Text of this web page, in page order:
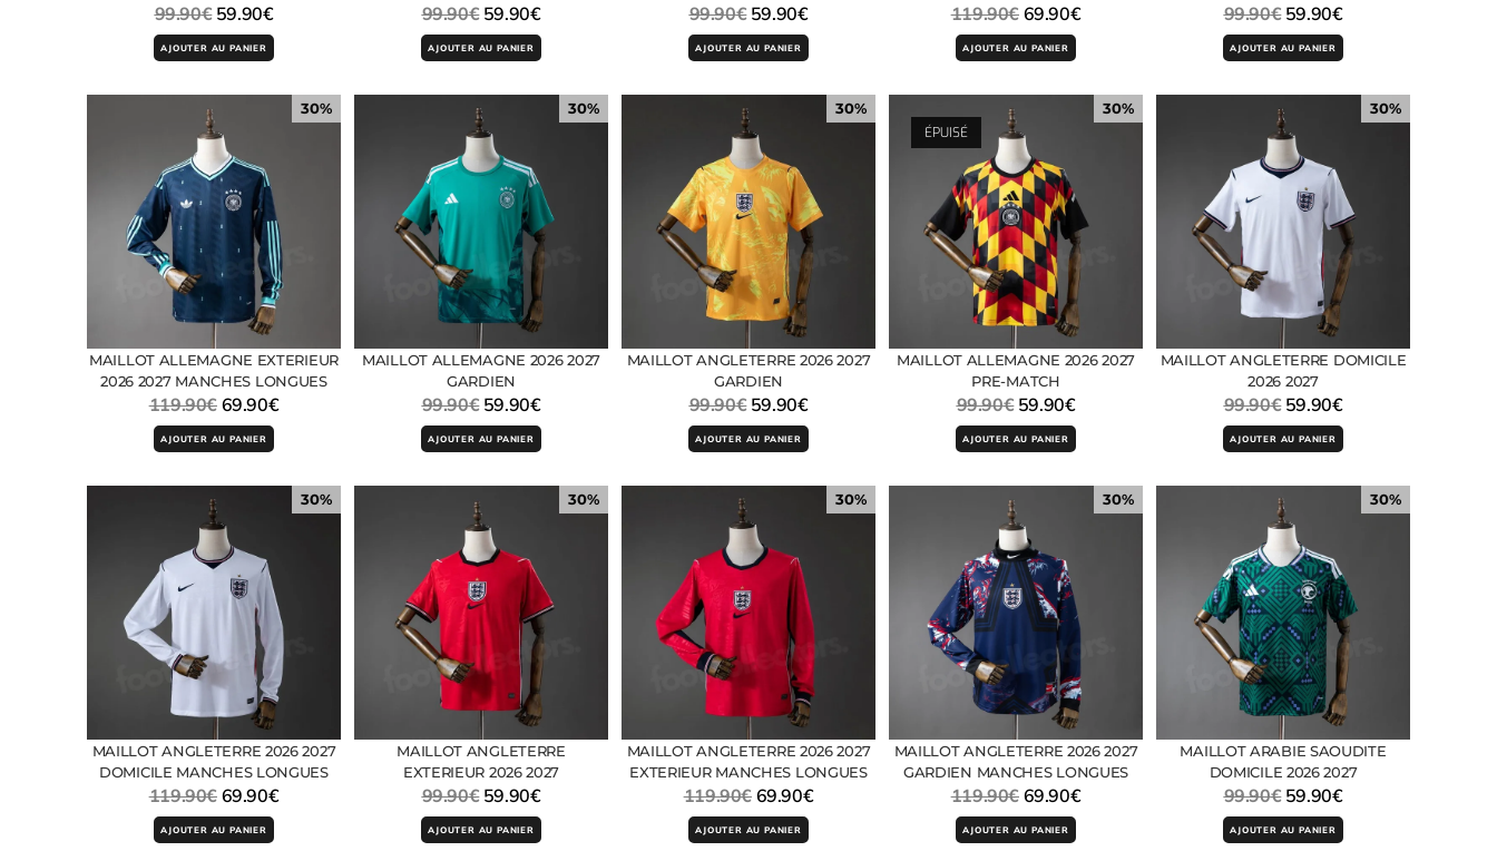
99.90€ 59.90€
AJOUTER AU PANIER
99.90€ 59.90€
AJOUTER AU PANIER
99.90€ 59.90€
AJOUTER AU PANIER
119.90€ 69.90€
AJOUTER AU PANIER
99.90€ 59.90€
AJOUTER AU PANIER
30%
MAILLOT ALLEMAGNE EXTERIEUR
2026 2027 MANCHES LONGUES
119.90€ 69.90€
AJOUTER AU PANIER
30%
MAILLOT ALLEMAGNE 2026 2027
GARDIEN
99.90€ 59.90€
AJOUTER AU PANIER
30%
MAILLOT ANGLETERRE 2026 2027
GARDIEN
99.90€ 59.90€
AJOUTER AU PANIER
30%
ÉPUISÉ
MAILLOT ALLEMAGNE 2026 2027
PRE-MATCH
99.90€ 59.90€
AJOUTER AU PANIER
30%
MAILLOT ANGLETERRE DOMICILE
2026 2027
99.90€ 59.90€
AJOUTER AU PANIER
30%
MAILLOT ANGLETERRE 2026 2027
DOMICILE MANCHES LONGUES
119.90€ 69.90€
AJOUTER AU PANIER
30%
MAILLOT ANGLETERRE
EXTERIEUR 2026 2027
99.90€ 59.90€
AJOUTER AU PANIER
30%
MAILLOT ANGLETERRE 2026 2027
EXTERIEUR MANCHES LONGUES
119.90€ 69.90€
AJOUTER AU PANIER
30%
MAILLOT ANGLETERRE 2026 2027
GARDIEN MANCHES LONGUES
119.90€ 69.90€
AJOUTER AU PANIER
30%
MAILLOT ARABIE SAOUDITE
DOMICILE 2026 2027
99.90€ 59.90€
AJOUTER AU PANIER